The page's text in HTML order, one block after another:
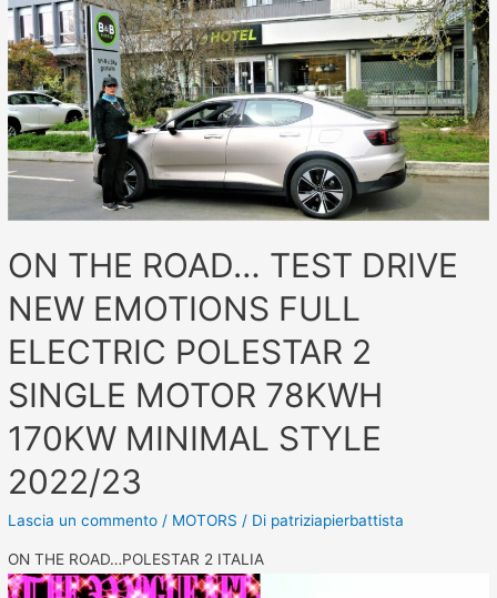
ON THE ROAD… TEST DRIVE
NEW EMOTIONS FULL
ELECTRIC POLESTAR 2
SINGLE MOTOR 78KWH
170KW MINIMAL STYLE
2022/23
Lascia un commento / MOTORS / Di patriziapierbattista
ON THE ROAD…POLESTAR 2 ITALIA